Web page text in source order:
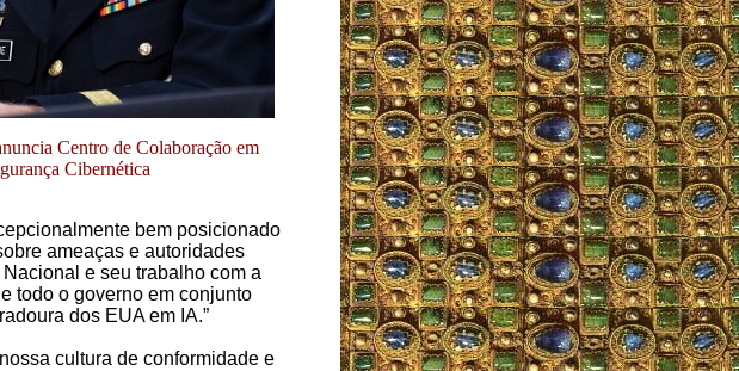
Centro de Colaboração em
Cibernética
bem posicionado
ameaças e autoridades
e seu trabalho com a
todo o governo em conjunto
dos EUA em IA.”
cultura de conformidade e